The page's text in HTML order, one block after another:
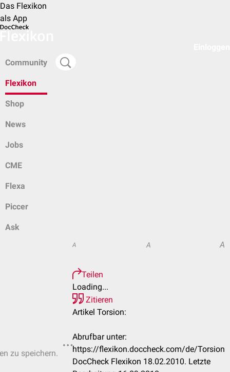
Das Flexikon
als App
Community
Flexikon
Shop
News
Jobs
CME
Flexa
Piccer
Ask
zu speichern.
A A A
Teilen
Loading...
Zitieren
Artikel Torsion:
Abrufbar unter:
https://flexikon.doccheck.com/de/Torsion
DocCheck Flexikon 18.02.2010. Letzte